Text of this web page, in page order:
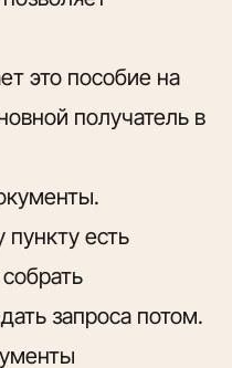
это пособие на
получатель в
есть
запроса потом.